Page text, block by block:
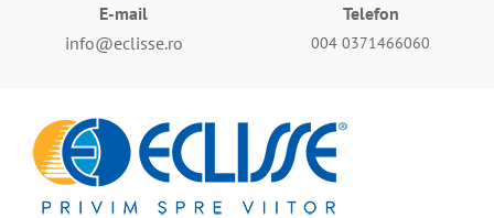
E-mail
info@eclisse.ro
Telefon
004 0371466060